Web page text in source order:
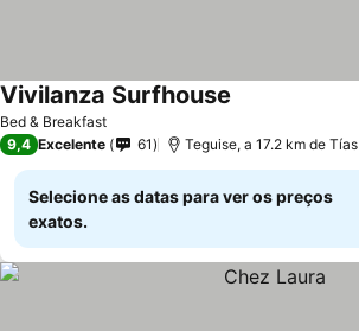
Bed & Breakfast
Vivilanza Surfhouse
9,4 Excelente 61 Teguise, a 17.2 km de Tías
Selecione as datas para ver os preços
exatos.